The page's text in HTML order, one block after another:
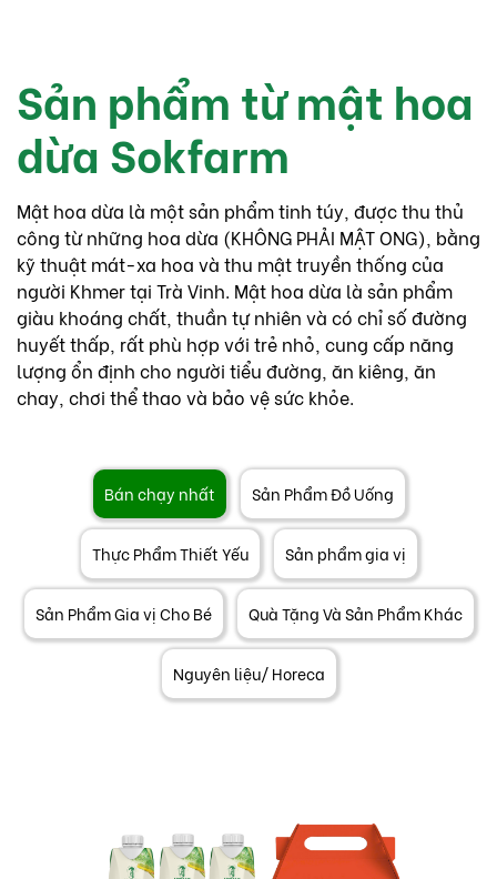
Sản phẩm từ mật hoa
dừa Sokfarm
Mật hoa dừa là một sản phẩm tinh túy, được thu thủ
công từ những hoa dừa (KHÔNG PHẢI MẬT ONG), bằng
kỹ thuật mát-xa hoa và thu mật truyền thống của
người Khmer tại Trà Vinh. Mật hoa dừa là sản phẩm
giàu khoáng chất, thuần tự nhiên và có chỉ số đường
huyết thấp, rất phù hợp với trẻ nhỏ, cung cấp năng
lượng ổn định cho người tiểu đường, ăn kiêng, ăn
chay, chơi thể thao và bảo vệ sức khỏe.
Bán chạy nhất Sản Phẩm Đồ Uống
Thực Phẩm Thiết Yếu Sản phẩm gia vị
Sản Phẩm Gia vị Cho Bé Quà Tặng Và Sản Phẩm Khác
Nguyên liệu/ Horeca